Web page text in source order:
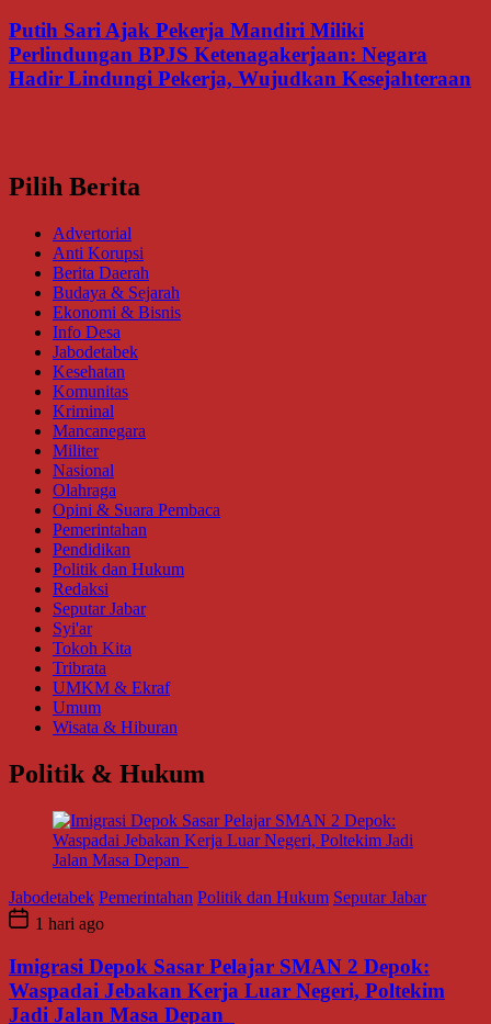
Putih Sari Ajak Pekerja Mandiri Miliki
Perlindungan BPJS Ketenagakerjaan: Negara
Hadir Lindungi Pekerja, Wujudkan Kesejahteraan
Pilih Berita
Advertorial
Anti Korupsi
Berita Daerah
Budaya & Sejarah
Ekonomi & Bisnis
Info Desa
Jabodetabek
Kesehatan
Komunitas
Kriminal
Mancanegara
Militer
Nasional
Olahraga
Opini & Suara Pembaca
Pemerintahan
Pendidikan
Politik dan Hukum
Redaksi
Seputar Jabar
Syi'ar
Tokoh Kita
Tribrata
UMKM & Ekraf
Umum
Wisata & Hiburan
Politik & Hukum
Jabodetabek Pemerintahan Politik dan Hukum Seputar Jabar
1 hari ago
Imigrasi Depok Sasar Pelajar SMAN 2 Depok:
Waspadai Jebakan Kerja Luar Negeri, Poltekim
Jadi Jalan Masa Depan